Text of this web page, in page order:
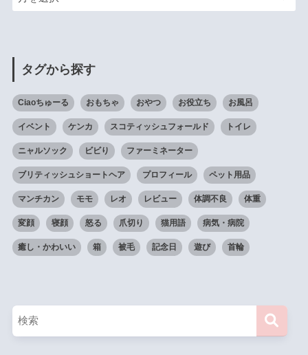
タグから探す
Ciaoちゅーる おもちゃ おやつ お役立ち お風呂
イベント ケンカ スコティッシュフォールド トイレ
ニャルソック ビビり ファーミネーター
ブリティッシュショートヘア プロフィール ペット用品
マンチカン モモ レオ レビュー 体調不良 体重
変顔 寝顔 怒る 爪切り 猫用語 病気・病院
癒し・かわいい 箱 被毛 記念日 遊び 首輪